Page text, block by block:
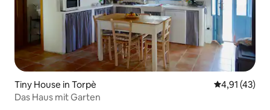
Tiny House in Torpè
4,91 (43)
Das Haus mit Garten